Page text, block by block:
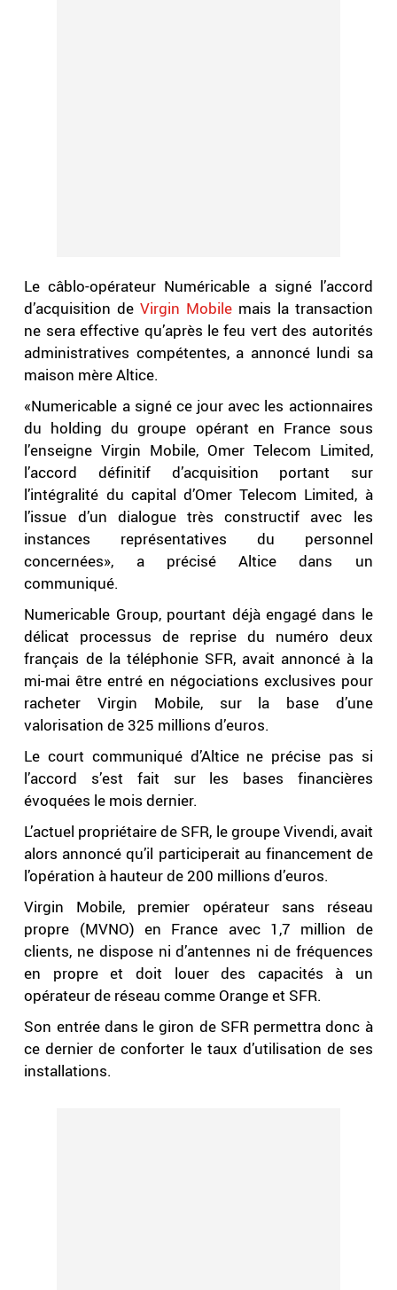
Le câblo-opérateur Numéricable a signé l’accord
d’acquisition deVirgin Mobile mais la transaction
ne sera effective qu’après le feu vert des autorités
administratives compétentes, a annoncé lundi sa
maison mère Altice.
«Numericable a signé ce jour avec les actionnaires
du holding du groupe opérant en France sous
l’enseigne Virgin Mobile, Omer Telecom Limited,
l’accord définitif d’acquisition portant sur
l’intégralité du capital d’Omer Telecom Limited, à
l’issue d’un dialogue très constructif avec les
instances représentatives du personnel
concernées», a précisé Altice dans un
communiqué.
Numericable Group, pourtant déjà engagé dans le
délicat processus de reprise du numéro deux
français de la téléphonie SFR, avait annoncé à la
mi-mai être entré en négociations exclusives pour
racheter Virgin Mobile, sur la base d’une
valorisation de 325 millions d’euros.
Le court communiqué d’Altice ne précise pas si
l’accord s’est fait sur les bases financières
évoquées le mois dernier.
L’actuel propriétaire de SFR, le groupe Vivendi, avait
alors annoncé qu’il participerait au financement de
l’opération à hauteur de 200 millions d’euros.
Virgin Mobile, premier opérateur sans réseau
propre (MVNO) en France avec 1,7 million de
clients, ne dispose ni d’antennes ni de fréquences
en propre et doit louer des capacités à un
opérateur de réseau comme Orange et SFR.
Son entrée dans le giron de SFR permettra donc à
ce dernier de conforter le taux d’utilisation de ses
installations.